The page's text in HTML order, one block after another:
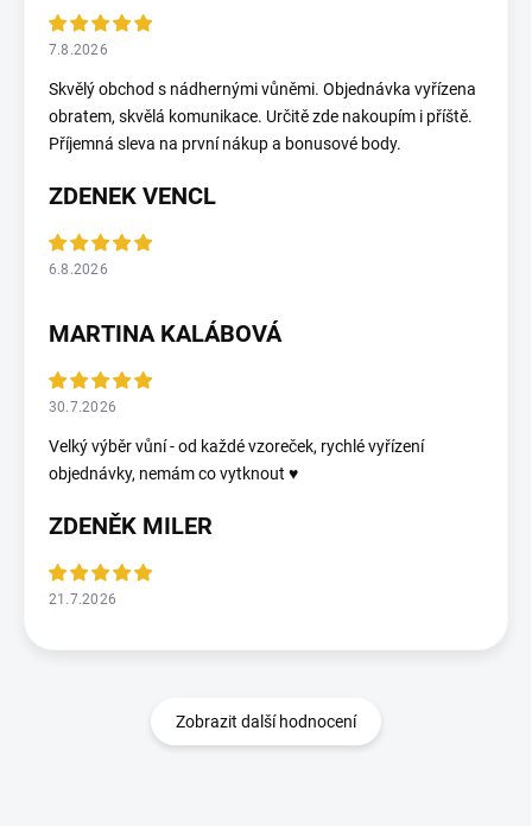
7.8.2026
Skvělý obchod s nádhernými vůněmi. Objednávka vyřízena
obratem, skvělá komunikace. Určitě zde nakoupím i příště.
Příjemná sleva na první nákup a bonusové body.
ZDENEK VENCL
6.8.2026
MARTINA KALÁBOVÁ
30.7.2026
Velký výběr vůní - od každé vzoreček, rychlé vyřízení
objednávky, nemám co vytknout ♥️
ZDENĚK MILER
21.7.2026
Zobrazit další hodnocení